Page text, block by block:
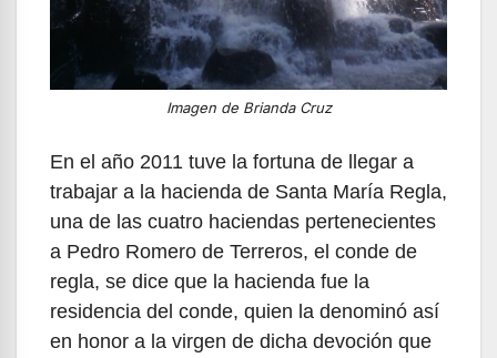
Imagen de Brianda Cruz
En el año 2011 tuve la fortuna de llegar a
trabajar a la hacienda de Santa María Regla,
una de las cuatro haciendas pertenecientes
a Pedro Romero de Terreros, el conde de
regla, se dice que la hacienda fue la
residencia del conde, quien la denominó así
en honor a la virgen de dicha devoción que